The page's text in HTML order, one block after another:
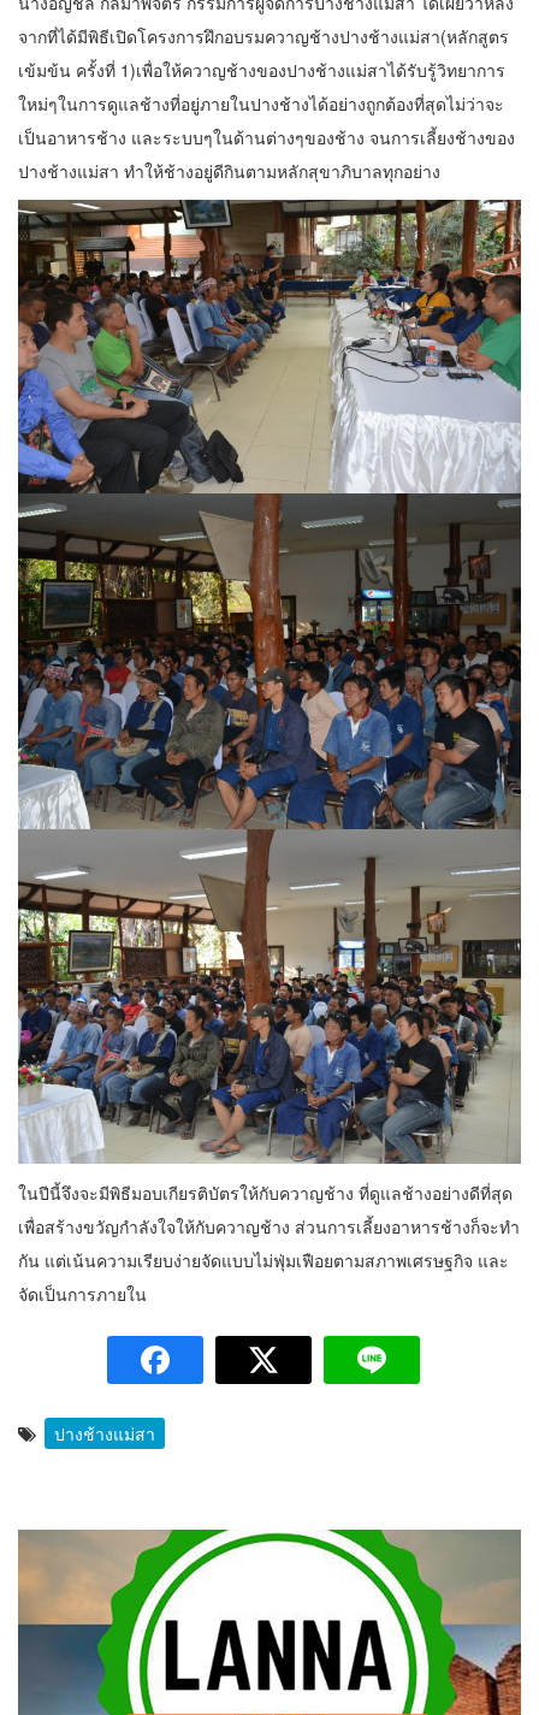
จากที่ได้มีพิธีเปิดโครงการฝึกอบรมควาญช้างปางช้างแม่สา(หลักสูตร
เข้มข้น ครั้งที่ 1)เพื่อให้ควาญช้างของปางช้างแม่สาได้รับรู้วิทยาการ
ใหม่ๆในการดูแลช้างที่อยู่ภายในปางช้างได้อย่างถูกต้องที่สุดไม่ว่าจะ
เป็นอาหารช้าง และระบบๆในด้านต่างๆของช้าง จนการเลี้ยงช้างของ
ปางช้างแม่สา ทำให้ช้างอยู่ดีกินตามหลักสุขาภิบาลทุกอย่าง
ในปีนี้จึงจะมีพิธีมอบเกียรติบัตรให้กับควาญช้าง ที่ดูแลช้างอย่างดีที่สุด
เพื่อสร้างขวัญกำลังใจให้กับควาญช้าง ส่วนการเลี้ยงอาหารช้างก็จะทำ
กัน แต่เน้นความเรียบง่ายจัดแบบไม่ฟุ่มเฟือยตามสภาพเศรษฐกิจ และ
จัดเป็นการภายใน
ปางช้างแม่สา